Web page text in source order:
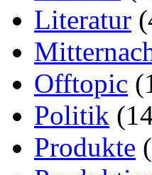
Literatur
Offtopic
Politik
Produkte